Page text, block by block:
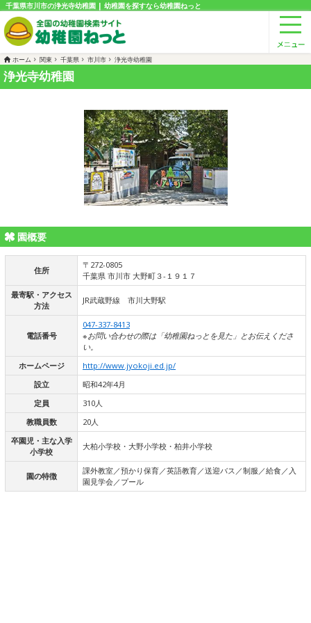
千葉県市川市の浄光寺幼稚園 | 幼稚園を探すなら幼稚園ねっと
ホーム 関東 千葉県 市川市 浄光寺幼稚園
浄光寺幼稚園
園概要
住所
〒272-0805
千葉県 市川市 大野町３-１９１７
最寄駅・アクセス
方法
JR武蔵野線 市川大野駅
電話番号
047-337-8413
※お問い合わせの際は「幼稚園ねっとを見た」とお伝えくださ
い。
ホームページ
http://www.jyokoji.ed.jp/
設立
昭和42年4月
定員
310人
教職員数
20人
卒園児・主な入学
小学校
大柏小学校・大野小学校・柏井小学校
園の特徴
課外教室／預かり保育／英語教育／送迎バス／制服／給食／入
園見学会／プール